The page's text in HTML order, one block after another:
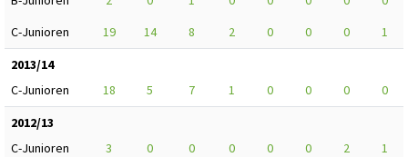
C-Junioren
19 14 8 2 0 0 0
1
2013/14
C-Junioren
18 5 7 1 0 0 0
0
2012/13
C-Junioren
3 0 0 0 0 0 2
1